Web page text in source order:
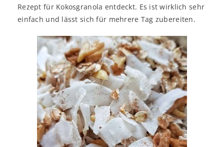
Rezept für Kokosgranola entdeckt. Es ist wirklich sehr
einfach und lässt sich für mehrere Tag zubereiten.